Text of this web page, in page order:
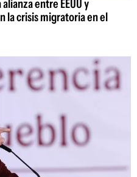
entre EEUU y
la crisis migratoria en el